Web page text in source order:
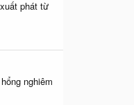
phát từ
nghiêm